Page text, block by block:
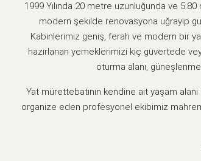
1999 Yılında 20 metre uzunluğunda ve
modern şekilde renovasyona uğrayıp
Kabinlerimiz geniş, ferah ve modern bir
hazırlanan yemeklerimizi kıç güvertede
oturma alanı,
Yat mürettebatının kendine ait yaşam
organize eden profesyonel ekibimiz